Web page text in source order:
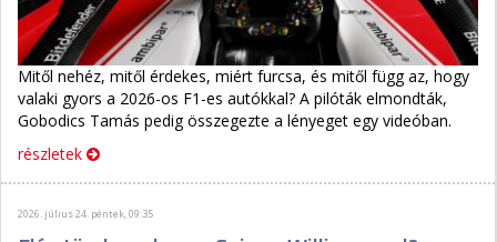
Mitől nehéz, mitől érdekes, miért furcsa, és mitől függ az, hogy
valaki gyors a 2026-os F1-es autókkal? A pilóták elmondták,
Gobodics Tamás pedig összegezte a lényeget egy videóban.
részletek
2026. július 24. péntek, 09:35